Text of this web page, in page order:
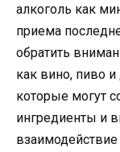
алкоголь как
приема
обратить
как вино, пиво
которые могут
ингредиенты и